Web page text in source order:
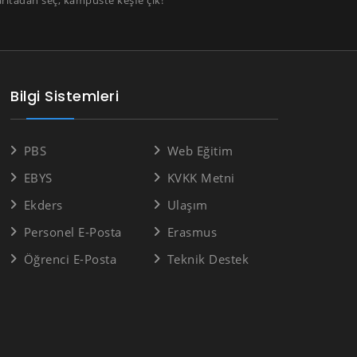
Bilgi Sistemleri
PBS
EBYS
Ekders
Personel E-Posta
Öğrenci E-Posta
Web Eğitim
KVKK Metni
Ulaşım
Erasmus
Teknik Destek